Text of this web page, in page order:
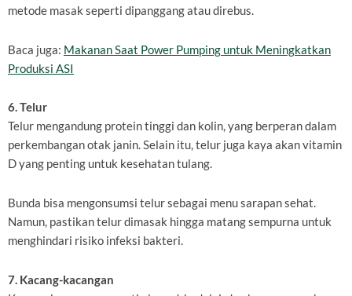
metode masak seperti dipanggang atau direbus.
Baca juga: Makanan Saat Power Pumping untuk Meningkatkan
Produksi ASI
6. Telur
Telur mengandung protein tinggi dan kolin, yang berperan dalam
perkembangan otak janin. Selain itu, telur juga kaya akan vitamin
D yang penting untuk kesehatan tulang.
Bunda bisa mengonsumsi telur sebagai menu sarapan sehat.
Namun, pastikan telur dimasak hingga matang sempurna untuk
menghindari risiko infeksi bakteri.
7. Kacang-kacangan